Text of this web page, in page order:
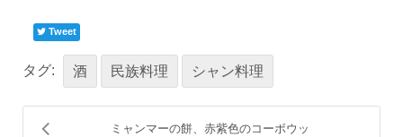
Tweet
タグ: 酒 民族料理 シャン料理
ミャンマーの餅、赤紫色のコーボウッ